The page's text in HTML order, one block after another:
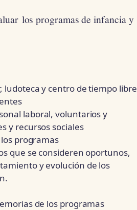
los programas de infancia y
ludoteca y centro de tiempo libre
laboral, voluntarios y
y recursos sociales
programas
que se consideren oportunos,
y evolución de los
de los programas